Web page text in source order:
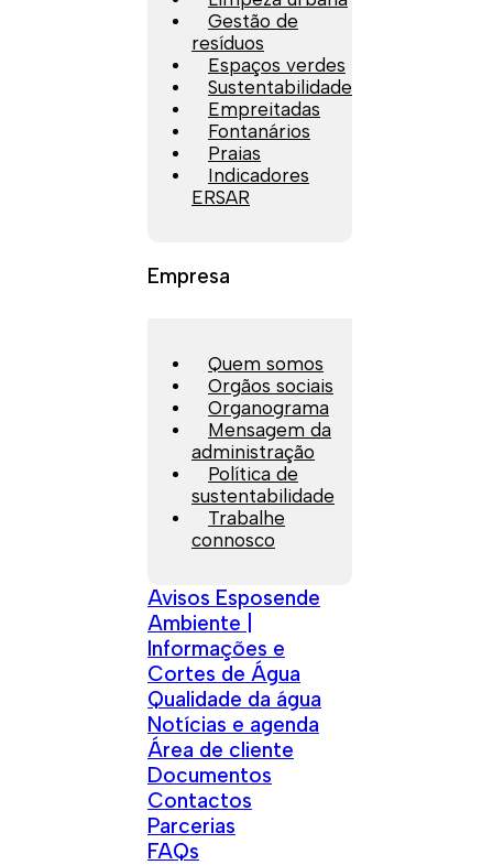
Gestão de
resíduos
Espaços verdes
Sustentabilidade
Empreitadas
Fontanários
Praias
Indicadores
ERSAR
Empresa
Quem somos
Orgãos sociais
Organograma
Mensagem da
administração
Política de
sustentabilidade
Trabalhe
connosco
Avisos Esposende
Ambiente |
Informações e
Cortes de Água
Qualidade da água
Notícias e agenda
Área de cliente
Documentos
Contactos
Parcerias
FAQs